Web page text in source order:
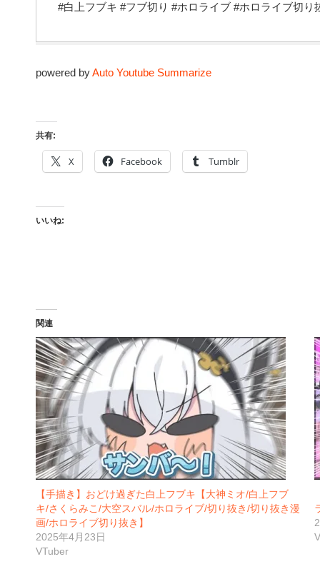
#白上フブキ #フブ切り #ホロライブ #ホロライブ切り
powered byAuto Youtube Summarize
共有:
X Facebook Tumblr
いいね:
関連
【手描き】おどけ過ぎた白上フブキ【大神ミオ/白上フブ
キ/さくらみこ/大空スバル/ホロライブ/切り抜き/切り抜き漫
画/ホロライブ切り抜き】
2025年4月23日
VTuber